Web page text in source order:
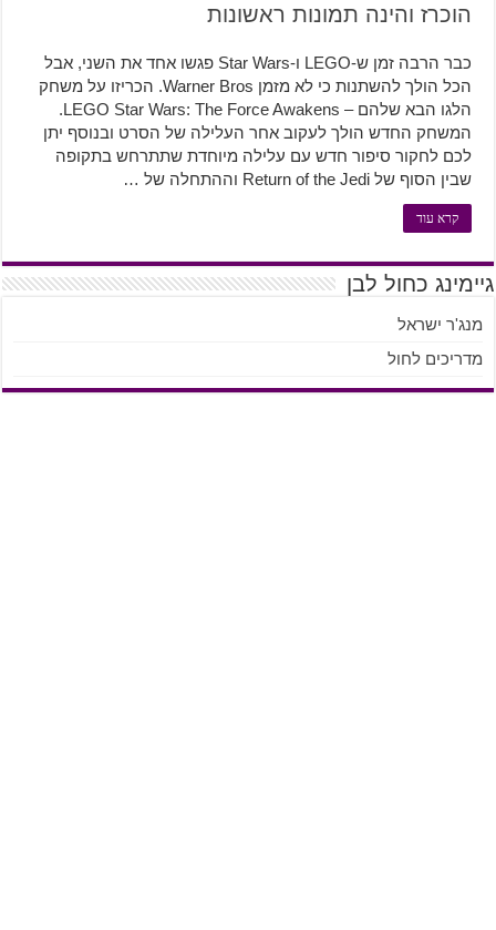
הוכרז והינה תמונות ראשונות
כבר הרבה זמן ש-LEGO ו-Star Wars פגשו אחד את השני, אבל
הכל הולך להשתנות כי לא מזמן Warner Bros. הכריזו על משחק
הלגו הבא שלהם – LEGO Star Wars: The Force Awakens.
המשחק החדש הולך לעקוב אחר העלילה של הסרט ובנוסף יתן
לכם לחקור סיפור חדש עם עלילה מיוחדת שתתרחש בתקופה
שבין הסוף של Return of the Jedi וההתחלה של …
קרא עוד
גיימינג כחול לבן
מנג'ר ישראל
מדריכים לחול